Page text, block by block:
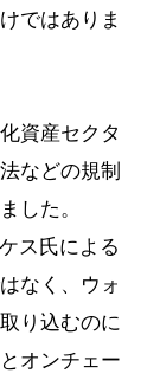
ではありま
資産セクタ
などの規制
した。
ス氏による
なく、ウォ
り込むのに
オンチェー